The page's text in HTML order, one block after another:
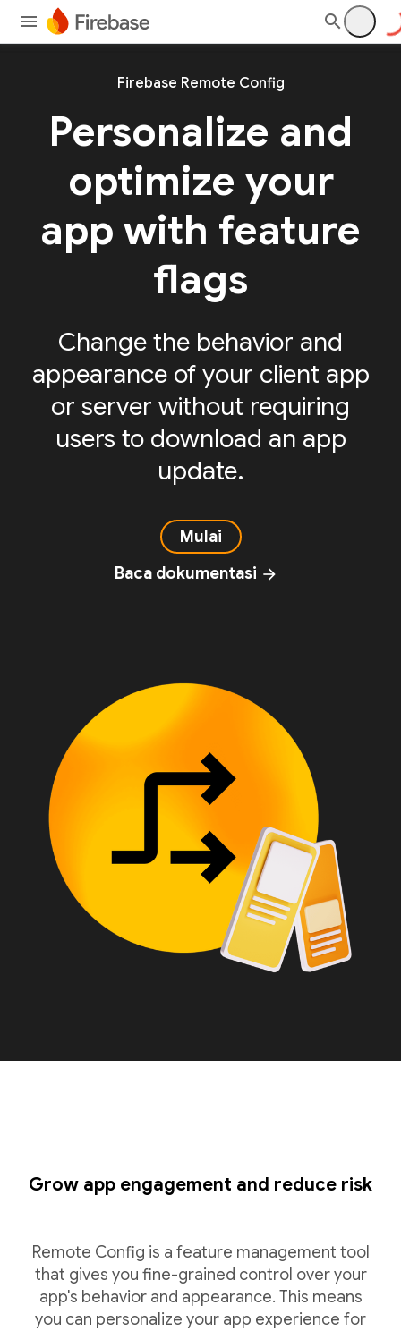
Firebase Remote Config
Personalize and
optimize your
app with feature
flags
Change the behavior and
appearance of your client app
or server without requiring
users to download an app
update.
Mulai
Baca dokumentasi arrow_forward
Grow app engagement and reduce risk
Remote Config is a feature management tool
that gives you fine-grained control over your
app's behavior and appearance. This means
you can personalize your app experience for